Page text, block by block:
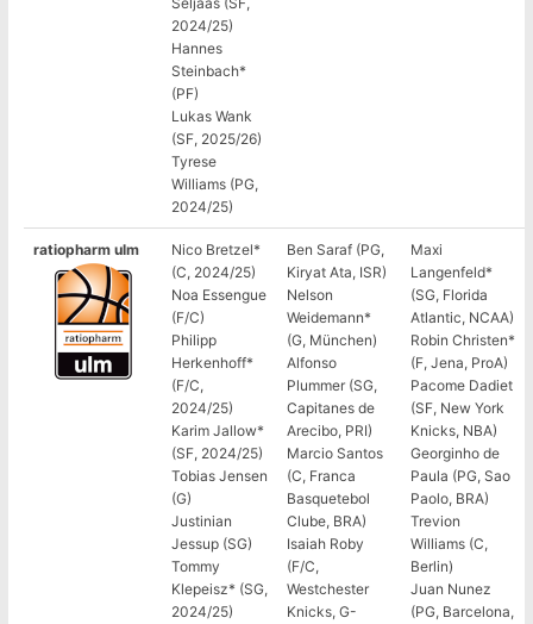
2024/25)
Hannes
Steinbach*
(PF)
Lukas Wank
(SF, 2025/26)
Tyrese
Williams (PG,
2024/25)
ratiopharm ulm
Nico Bretzel*
(C, 2024/25)
Noa Essengue
(F/C)
Philipp
Herkenhoff*
(F/C,
2024/25)
Karim Jallow*
(SF, 2024/25)
Tobias Jensen
(G)
Justinian
Jessup (SG)
Tommy
Klepeisz* (SG,
2024/25)
Ben Saraf (PG,
Kiryat Ata, ISR)
Nelson
Weidemann*
(G, München)
Alfonso
Plummer (SG,
Capitanes de
Arecibo, PRI)
Marcio Santos
(C, Franca
Basquetebol
Clube, BRA)
Isaiah Roby
(F/C,
Westchester
Knicks, G-
Maxi
Langenfeld*
(SG, Florida
Atlantic, NCAA)
Robin Christen*
(F, Jena, ProA)
Pacome Dadiet
(SF, New York
Knicks, NBA)
Georginho de
Paula (PG, Sao
Paolo, BRA)
Trevion
Williams (C,
Berlin)
Juan Nunez
(PG, Barcelona,